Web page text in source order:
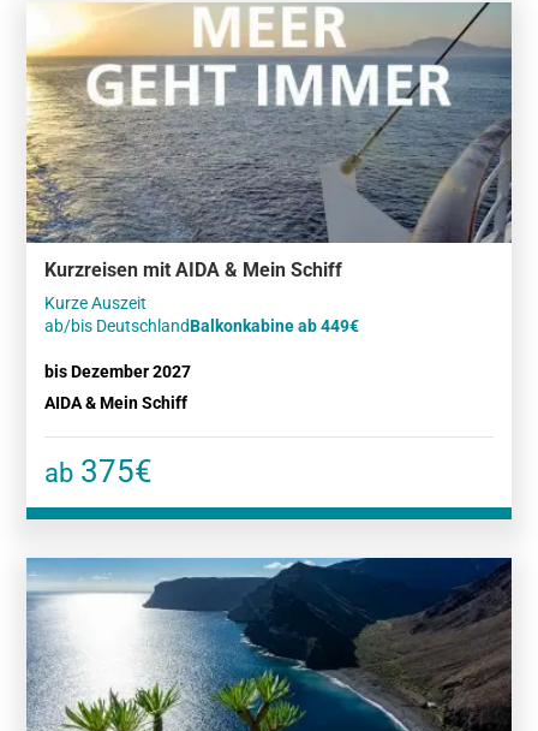
Kurzreisen mit AIDA & Mein Schiff
Kurze Auszeit
ab/bis DeutschlandBalkonkabine ab 449€
bis Dezember 2027
AIDA & Mein Schiff
ab 375€